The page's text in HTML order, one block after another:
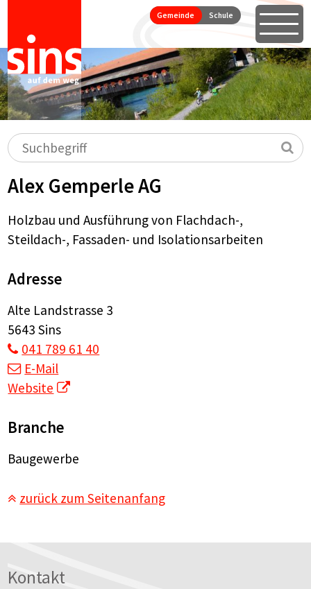
Direkt zum Inhalt springen
Hauptnavigation
Gemeinde Schule
Suchbegriff
Alex Gemperle AG
Holzbau und Ausführung von Flachdach-,
Steildach-, Fassaden- und Isolationsarbeiten
Adresse
Alte Landstrasse 3
5643 Sins
041 789 61 40
E-Mail
Website
Branche
Baugewerbe
zurück zum Seitenanfang
Kontakt